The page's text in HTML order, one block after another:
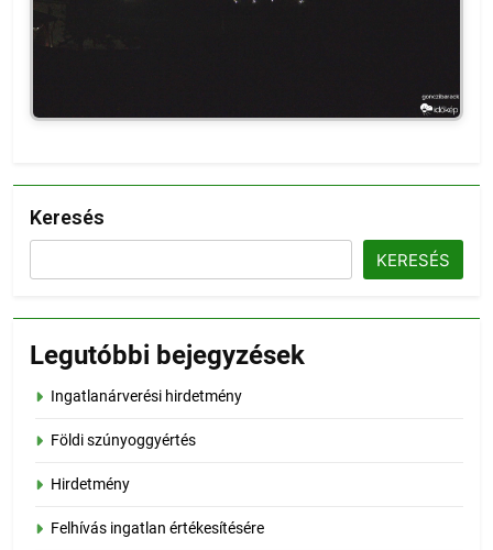
Keresés
KERESÉS
Legutóbbi bejegyzések
Ingatlanárverési hirdetmény
Földi szúnyoggyértés
Hirdetmény
Felhívás ingatlan értékesítésére